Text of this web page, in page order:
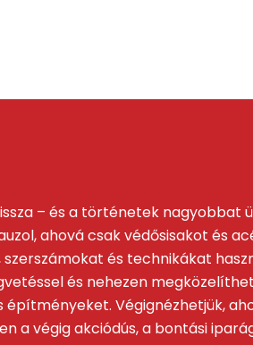
– és a történetek nagyobbat
ahová csak védősisakot és
és technikákat
és nehezen
Végignézhetjük,
a végig akciódús, a bontási